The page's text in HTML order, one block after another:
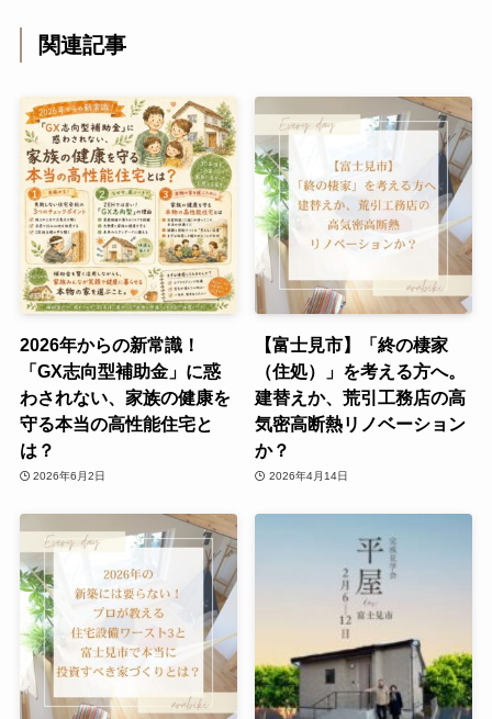
関連記事
2026年からの新常識！
「GX志向型補助金」に惑
わされない、家族の健康を
守る本当の高性能住宅と
は？
2026年6月2日
【富士見市】「終の棲家
（住処）」を考える方へ。
建替えか、荒引工務店の高
気密高断熱リノベーション
か？
2026年4月14日